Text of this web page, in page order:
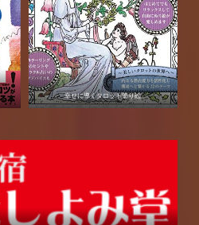
幸せに導くタロット塗り絵